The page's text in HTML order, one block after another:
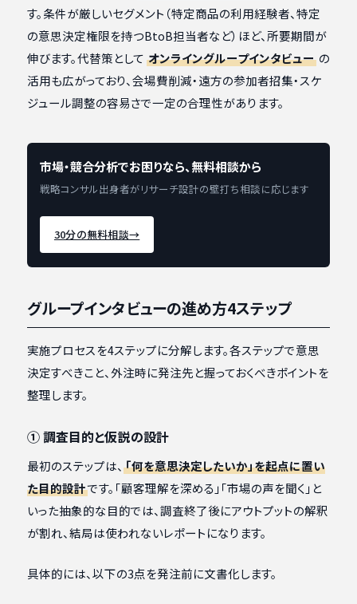
す。条件が厳しいセグメント（特定商品の利用経験者、特定
の意思決定権限を持つBtoB担当者など）ほど、所要期間が
伸びます。代替策として オンライングループインタビューの
活用も広がっており、会場費削減・遠方の参加者招集・スケ
ジュール調整の容易さで一定の合理性があります。
市場・競合分析でお困りなら、無料相談から
戦略コンサル出身者がリサーチ設計の壁打ち相談に応じます
30分の無料相談→
グループインタビューの進め方4ステップ
実施プロセスを4ステップに分解します。各ステップで意思
決定すべきこと、外注時に発注先と握っておくべきポイントを
整理します。
① 調査目的と仮説の設計
最初のステップは、 「何を意思決定したいか」を起点に置い
た目的設計です。「顧客理解を深める」「市場の声を聞く」と
いった抽象的な目的では、調査終了後にアウトプットの解釈
が割れ、結局は使われないレポートになります。
具体的には、以下の3点を発注前に文書化します。